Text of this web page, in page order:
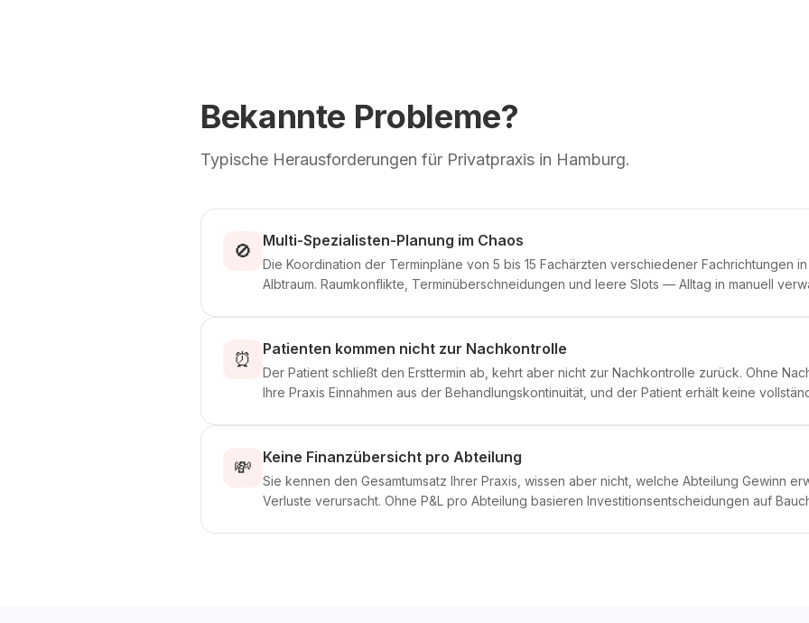
Bekannte Probleme?
Typische Herausforderungen für Privatpraxis in Hamburg.
🚫 Multi-Spezialisten-Planung im Chaos
Die Koordination der Terminpläne von 5 bis 15 Fachärzten verschiedener Fachrichtungen
Albtraum. Raumkonflikte, Terminüberschneidungen und leere Slots — Alltag in manuell
⏰ Patienten kommen nicht zur Nachkontrolle
Der Patient schließt den Ersttermin ab, kehrt aber nicht zur Nachkontrolle zurück. Ohne
Ihre Praxis Einnahmen aus der Behandlungskontinuität, und der Patient erhält keine
💸 Keine Finanzübersicht pro Abteilung
Sie kennen den Gesamtumsatz Ihrer Praxis, wissen aber nicht, welche Abteilung Gewinn
Verluste verursacht. Ohne P&L pro Abteilung basieren Investitionsentscheidungen auf